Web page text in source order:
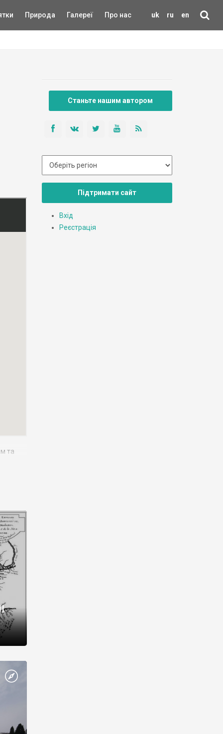
uk ru en
Природа Галереї Про нас
та
Станьте нашим автором
Підтримати сайт
Вхід
Реєстрація